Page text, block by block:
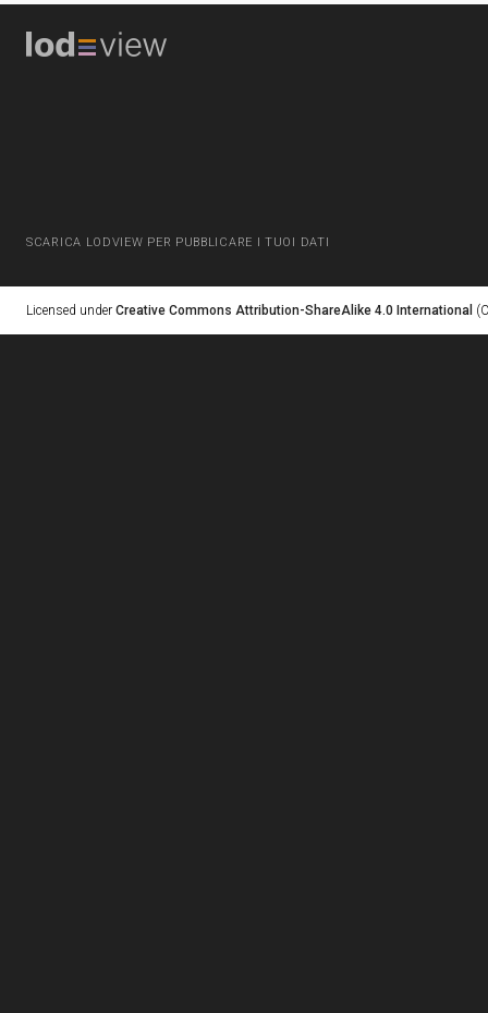
SCARICA LODVIEW PER PUBBLICARE I TUOI DATI
Licensed under Creative Commons Attribution-ShareAlike 4.0 International